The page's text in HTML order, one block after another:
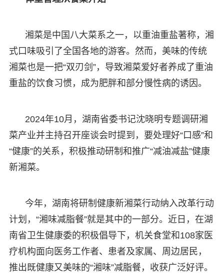
湘菜是中国八大菜系之一，以重油重盐著称，湘
式口味吸引了全国各地的游客。然而，美味的传统
湘菜也是一把“双刃剑”，导致湘菜爱好者养成了重油
重盐的饮食习惯，成为肥胖和部分慢性病的诱因。
2024年10月，湖南省委书记沈晓明专题调研湘
菜产业并主持召开座谈会时提到，要处理好“口感”和
“健康”的关系，积极推动研制和推广“减油减盐”健康
新湘菜。
今年，湖南将研制健康新湘菜行动纳入改革行动
计划，“湘味减脂餐”就是其中的一部分。近日，在湖
南省卫生健康委的积极倡导下，机关食堂和108家医
疗机构面向医务工作者、患者及家属、周边居民，
推出既健康又美味的“湘味”减脂餐，收获广泛好评。